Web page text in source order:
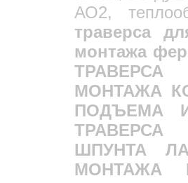
АО2,
траверса
монтажа
МОНТАЖА
ПОДЪЕМА
ШПУНТА
МОНТАЖА